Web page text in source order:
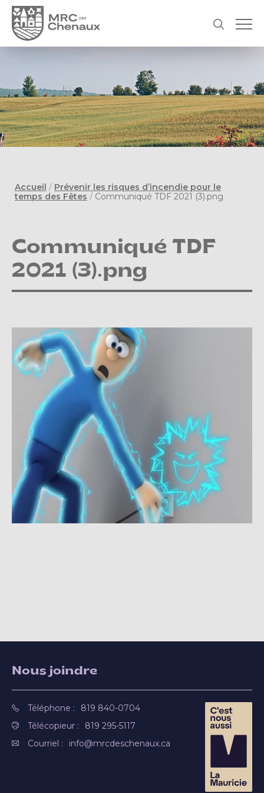
Accueil / Prévenir les risques d’incendie pour le
temps des Fêtes / Communiqué TDF 2021 (3).png
Communiqué TDF
2021 (3).png
Nous joindre
Téléphone :
819 840-0704
Télécopieur :
819 295-5117
Courriel :
info@mrcdeschenaux.ca